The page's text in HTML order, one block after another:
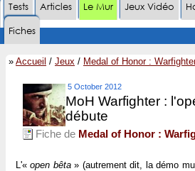
Tests Articles Le Mur Jeux Vidéo
Fiches
» Accueil / Jeux / Medal of Honor :
5 October 2012
MoH Warfighter :
débute
Fiche de Medal of Honor :
L'«open bêta» (autrement dit, la démo